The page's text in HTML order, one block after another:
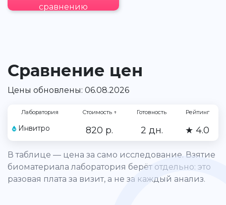
сравнению
Сравнение цен
Цены обновлены: 06.08.2026
Лаборатория Стоимость ↑ Готовность Рейтинг
Инвитро 820 р. 2 дн. ★ 4.0
В таблице — цена за само исследование. Взятие
биоматериала лаборатория берёт отдельно: это
разовая плата за визит, а не за каждый анализ.